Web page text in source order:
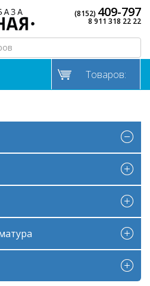
(8152) 409-797
8 911 318 22 22
Товаров: